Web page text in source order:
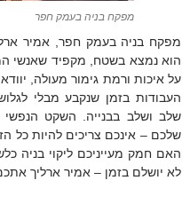
מפקח בניה בעמק חפר
מפקח בניה בעמק חפר, אמיר
הוא נמצא בשטח, מקפיד שאנשי
על איכות ורמת גימור מעולה, יוודא
העבודות בזמן שנקבע מבלי
שלב ושלב בבנייה. השקט הנפשי
שלכם – אינכם צריכים להיות כל
האם חמק מעייניכם ליקוי בניה
לא יושלם בזמן – אמיר ארליך